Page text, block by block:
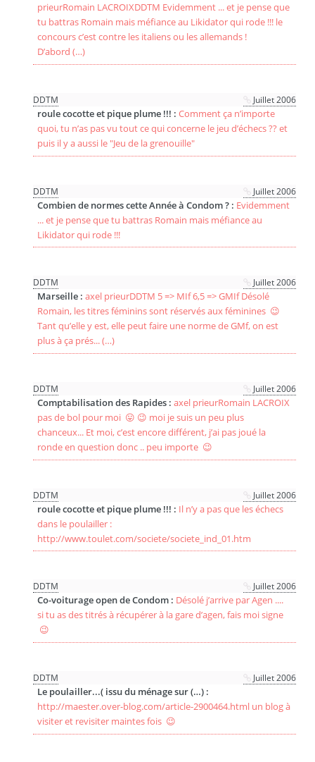
prieurRomain LACROIXDDTM Evidemment ... et je pense que
tu battras Romain mais méfiance au Likidator qui rode !!! le
concours c’est contre les italiens ou les allemands !
D’abord (…)
DDTM Juillet 2006
roule cocotte et pique plume !!! :Comment ça n’importe
quoi, tu n’as pas vu tout ce qui concerne le jeu d’échecs ?? et
puis il y a aussi le "Jeu de la grenouille"
DDTM Juillet 2006
Combien de normes cette Année à Condom ? : Evidemment
... et je pense que tu battras Romain mais méfiance au
Likidator qui rode !!!
DDTM Juillet 2006
Marseille :axel prieurDDTM 5 => MIf 6,5 => GMIf Désolé
Romain, les titres féminins sont réservés aux féminines 😉
Tant qu’elle y est, elle peut faire une norme de GMf, on est
plus à ça prés... (…)
DDTM Juillet 2006
Comptabilisation des Rapides :axel prieurRomain LACROIX
pas de bol pour moi 😛 😉 moi je suis un peu plus
chanceux... Et moi, c’est encore différent, j’ai pas joué la
ronde en question donc .. peu importe 😉
DDTM Juillet 2006
roule cocotte et pique plume !!! : Il n’y a pas que les échecs
dans le poulailler :
http://www.toulet.com/societe/societe_ind_01.htm
DDTM Juillet 2006
Co-voiturage open de Condom : Désolé j’arrive par Agen ....
si tu as des titrés à récupérer à la gare d’agen, fais moi signe
😉
DDTM Juillet 2006
Le poulailler...( issu du ménage sur (…) :
http://maester.over-blog.com/article-2900464.html un blog à
visiter et revisiter maintes fois 😉